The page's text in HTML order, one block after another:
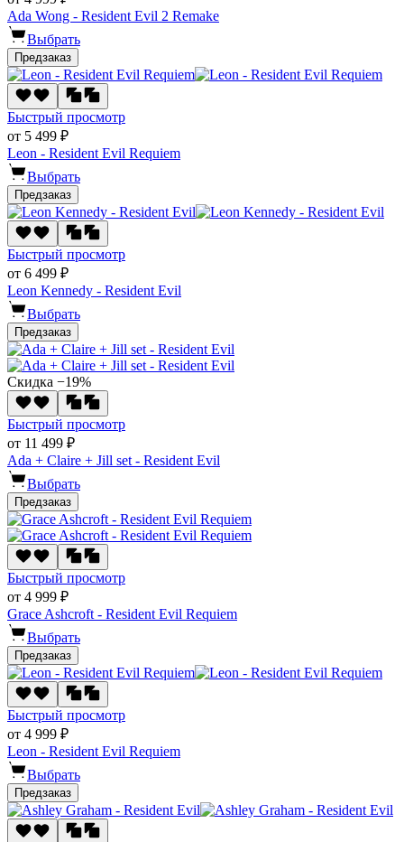
Ada Wong - Resident Evil 2 Remake
Выбрать
Предзаказ
Быстрый просмотр
от 5 499 ₽
Leon - Resident Evil Requiem
Выбрать
Предзаказ
Быстрый просмотр
от 6 499 ₽
Leon Kennedy - Resident Evil
Выбрать
Предзаказ
Скидка −19%
Быстрый просмотр
от 11 499 ₽
Ada + Claire + Jill set - Resident Evil
Выбрать
Предзаказ
Быстрый просмотр
от 4 999 ₽
Grace Ashcroft - Resident Evil Requiem
Выбрать
Предзаказ
Быстрый просмотр
от 4 999 ₽
Leon - Resident Evil Requiem
Выбрать
Предзаказ